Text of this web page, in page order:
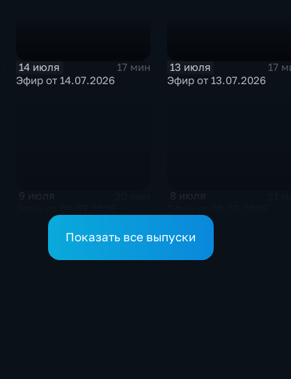
14 июля
17 мин
Эфир от 14.07.2026
13 июля
17
Эфир от 13.07.2026
9 июля 8 июля
Показать все выпуски